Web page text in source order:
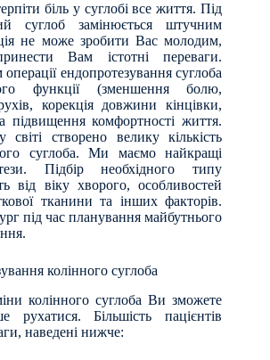
біль у суглобі все життя. Під
суглоб замінюється штучним
не може зробити Вас молодим,
Вам істотні переваги.
ендопротезування суглоба
функції (зменшення болю,
корекція довжини кінцівки,
підвищення комфортності життя.
створено велику кількість
суглоба. Ми маємо найкращі
Підбір необхідного типу
від віку хворого, особливостей
тканини та інших факторів.
під час планування майбутнього
колінного суглоба
колінного суглоба Ви зможете
рухатися. Більшість пацієнтів
наведені нижче: